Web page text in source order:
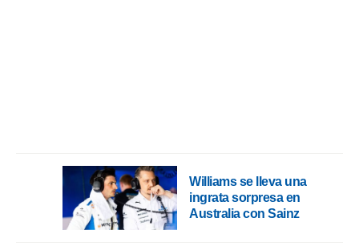
Williams se lleva una
ingrata sorpresa en
Australia con Sainz